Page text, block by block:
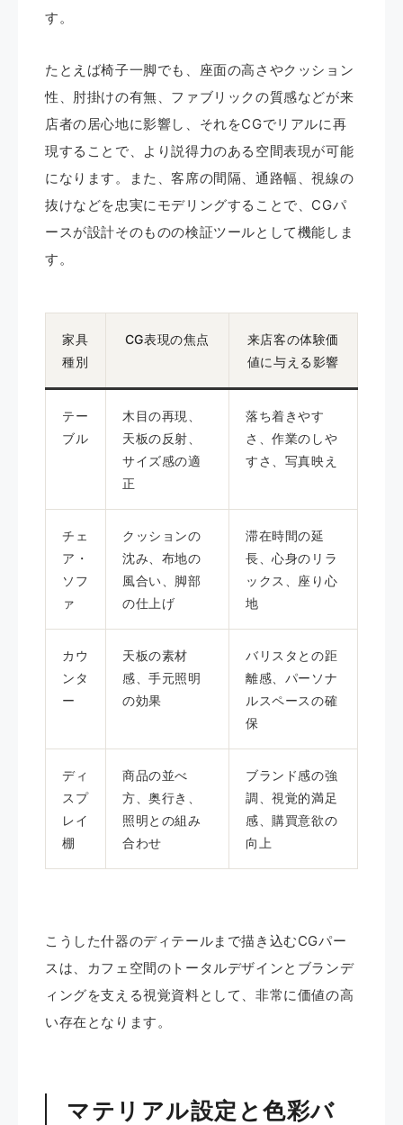
す。
たとえば椅子一脚でも、座面の高さやクッション
性、肘掛けの有無、ファブリックの質感などが来
店者の居心地に影響し、それをCGでリアルに再
現することで、より説得力のある空間表現が可能
になります。また、客席の間隔、通路幅、視線の
抜けなどを忠実にモデリングすることで、CGパ
ースが設計そのものの検証ツールとして機能しま
す。
家具
種別
CG表現の焦点
来店客の体験価
値に与える影響
テー
ブル
木目の再現、
天板の反射、
サイズ感の適
正
落ち着きやす
さ、作業のしや
すさ、写真映え
チェ
ア・
ソフ
ァ
クッションの
沈み、布地の
風合い、脚部
の仕上げ
滞在時間の延
長、心身のリラ
ックス、座り心
地
カウ
ンタ
ー
天板の素材
感、手元照明
の効果
バリスタとの距
離感、パーソナ
ルスペースの確
保
ディ
スプ
レイ
棚
商品の並べ
方、奥行き、
照明との組み
合わせ
ブランド感の強
調、視覚的満足
感、購買意欲の
向上
こうした什器のディテールまで描き込むCGパー
スは、カフェ空間のトータルデザインとブランデ
ィングを支える視覚資料として、非常に価値の高
い存在となります。
マテリアル設定と色彩バ